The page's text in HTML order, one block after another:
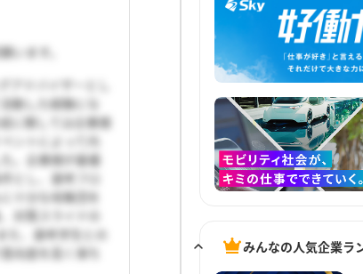
います。
アドバイザーとし
動した経験にな
に関しては企業様
ントによって内
。企業様が最優
とし、選考フロ
十分な母集団を
対策スライドの
た、選考学生との
向度を高く保ち
みんなの人気企業ラ